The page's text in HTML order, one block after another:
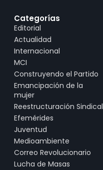
Categorías
Editorial
Actualidad
Internacional
MCI
Construyendo el Partido
Emancipación de la
mujer
Reestructuración Sindical
Efemérides
Juventud
Medioambiente
Correo Revolucionario
Lucha de Masas